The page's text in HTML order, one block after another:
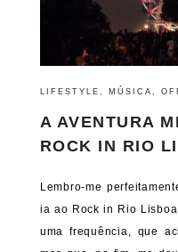
LIFESTYLE MÚSICA
A AVENTURA
ROCK IN RIO
Lembro-me
ia ao Rock in Rio
uma frequência, que